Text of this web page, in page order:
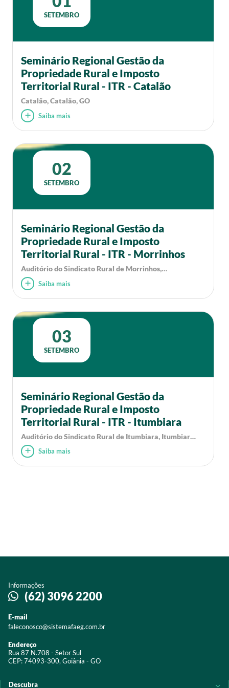
SETEMBRO
Seminário Regional Gestão da
Propriedade Rural e Imposto
Territorial Rural - ITR - Catalão
Catalão, Catalão, GO
Saiba mais
02
SETEMBRO
Seminário Regional Gestão da
Propriedade Rural e Imposto
Territorial Rural - ITR - Morrinhos
Auditório do Sindicato Rural de Morrinhos,
Morrinhos, GO
Saiba mais
03
SETEMBRO
Seminário Regional Gestão da
Propriedade Rural e Imposto
Territorial Rural - ITR - Itumbiara
Auditório do Sindicato Rural de Itumbiara, Itumbiara,
GO
Saiba mais
Informações
(62) 3096 2200
E-mail
faleconosco@sistemafaeg.com.br
Endereço
Rua 87 N.708 - Setor Sul
CEP: 74093-300, Goiânia - GO
Descubra